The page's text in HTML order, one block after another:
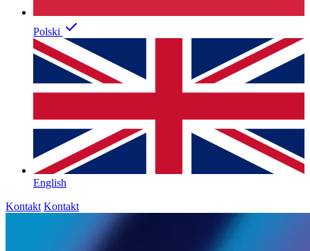
Polski
English
Kontakt Kontakt